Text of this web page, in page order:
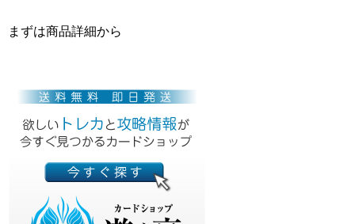
まずは商品詳細から